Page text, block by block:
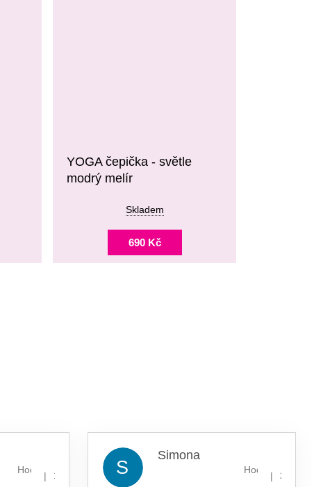
YOGA čepička - světle
modrý melír
Skladem
690 Kč
Hodnocení obchodu je 5 z 5 hvězdiček.
| 13.7.2026 S
Simona
Hodnocení
|